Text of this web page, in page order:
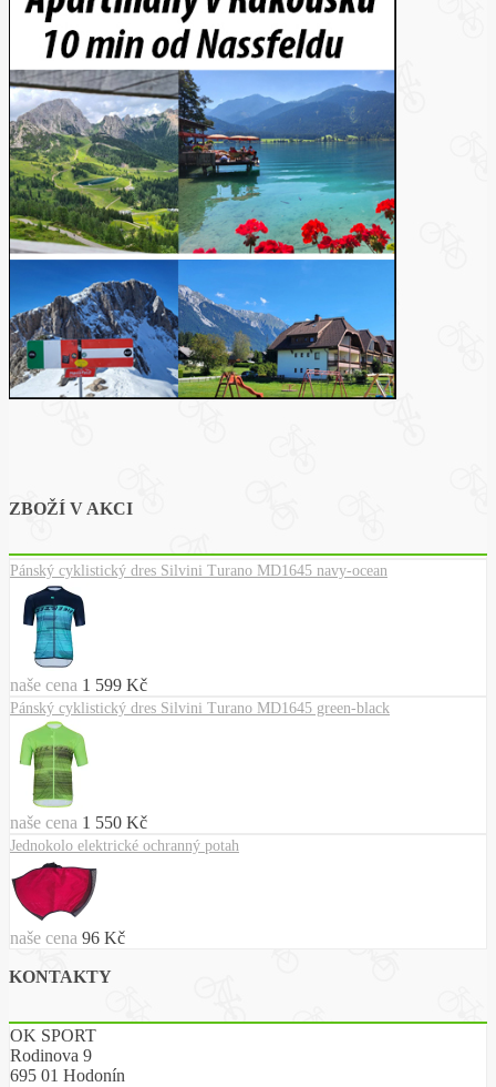
ZBOŽÍ V AKCI
Pánský cyklistický dres Silvini Turano MD1645 navy-ocean
naše cena 1 599 Kč
Pánský cyklistický dres Silvini Turano MD1645 green-black
naše cena 1 550 Kč
Jednokolo elektrické ochranný potah
naše cena 96 Kč
KONTAKTY
OK SPORT
Rodinova 9
695 01 Hodonín